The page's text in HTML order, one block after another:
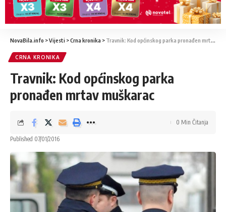
NovaBila.info >Vijesti >Crna kronika > Travnik: Kod općinskog parka pronađen mrtav muškarac
CRNA KRONIKA
Travnik: Kod općinskog parka
pronađen mrtav muškarac
Published 07/01/2016
0 Min Čitanja